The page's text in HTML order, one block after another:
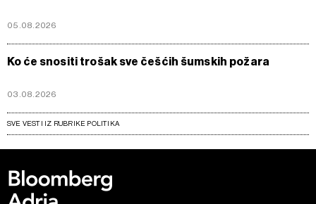
05.08.2026
Ko će snositi trošak sve češćih šumskih požara
03.08.2026
SVE VESTI IZ RUBRIKE POLITIKA